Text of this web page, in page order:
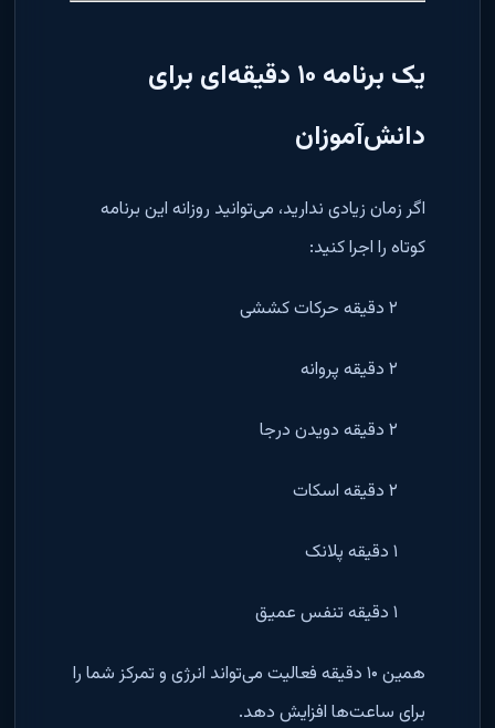
یک برنامه ۱۰ دقیقه‌ای برای
دانش‌آموزان
اگر زمان زیادی ندارید، می‌توانید روزانه این برنامه
کوتاه را اجرا کنید:
۲ دقیقه حرکات کششی
۲ دقیقه پروانه
۲ دقیقه دویدن درجا
۲ دقیقه اسکات
۱ دقیقه پلانک
۱ دقیقه تنفس عمیق
همین ۱۰ دقیقه فعالیت می‌تواند انرژی و تمرکز شما را
برای ساعت‌ها افزایش دهد.